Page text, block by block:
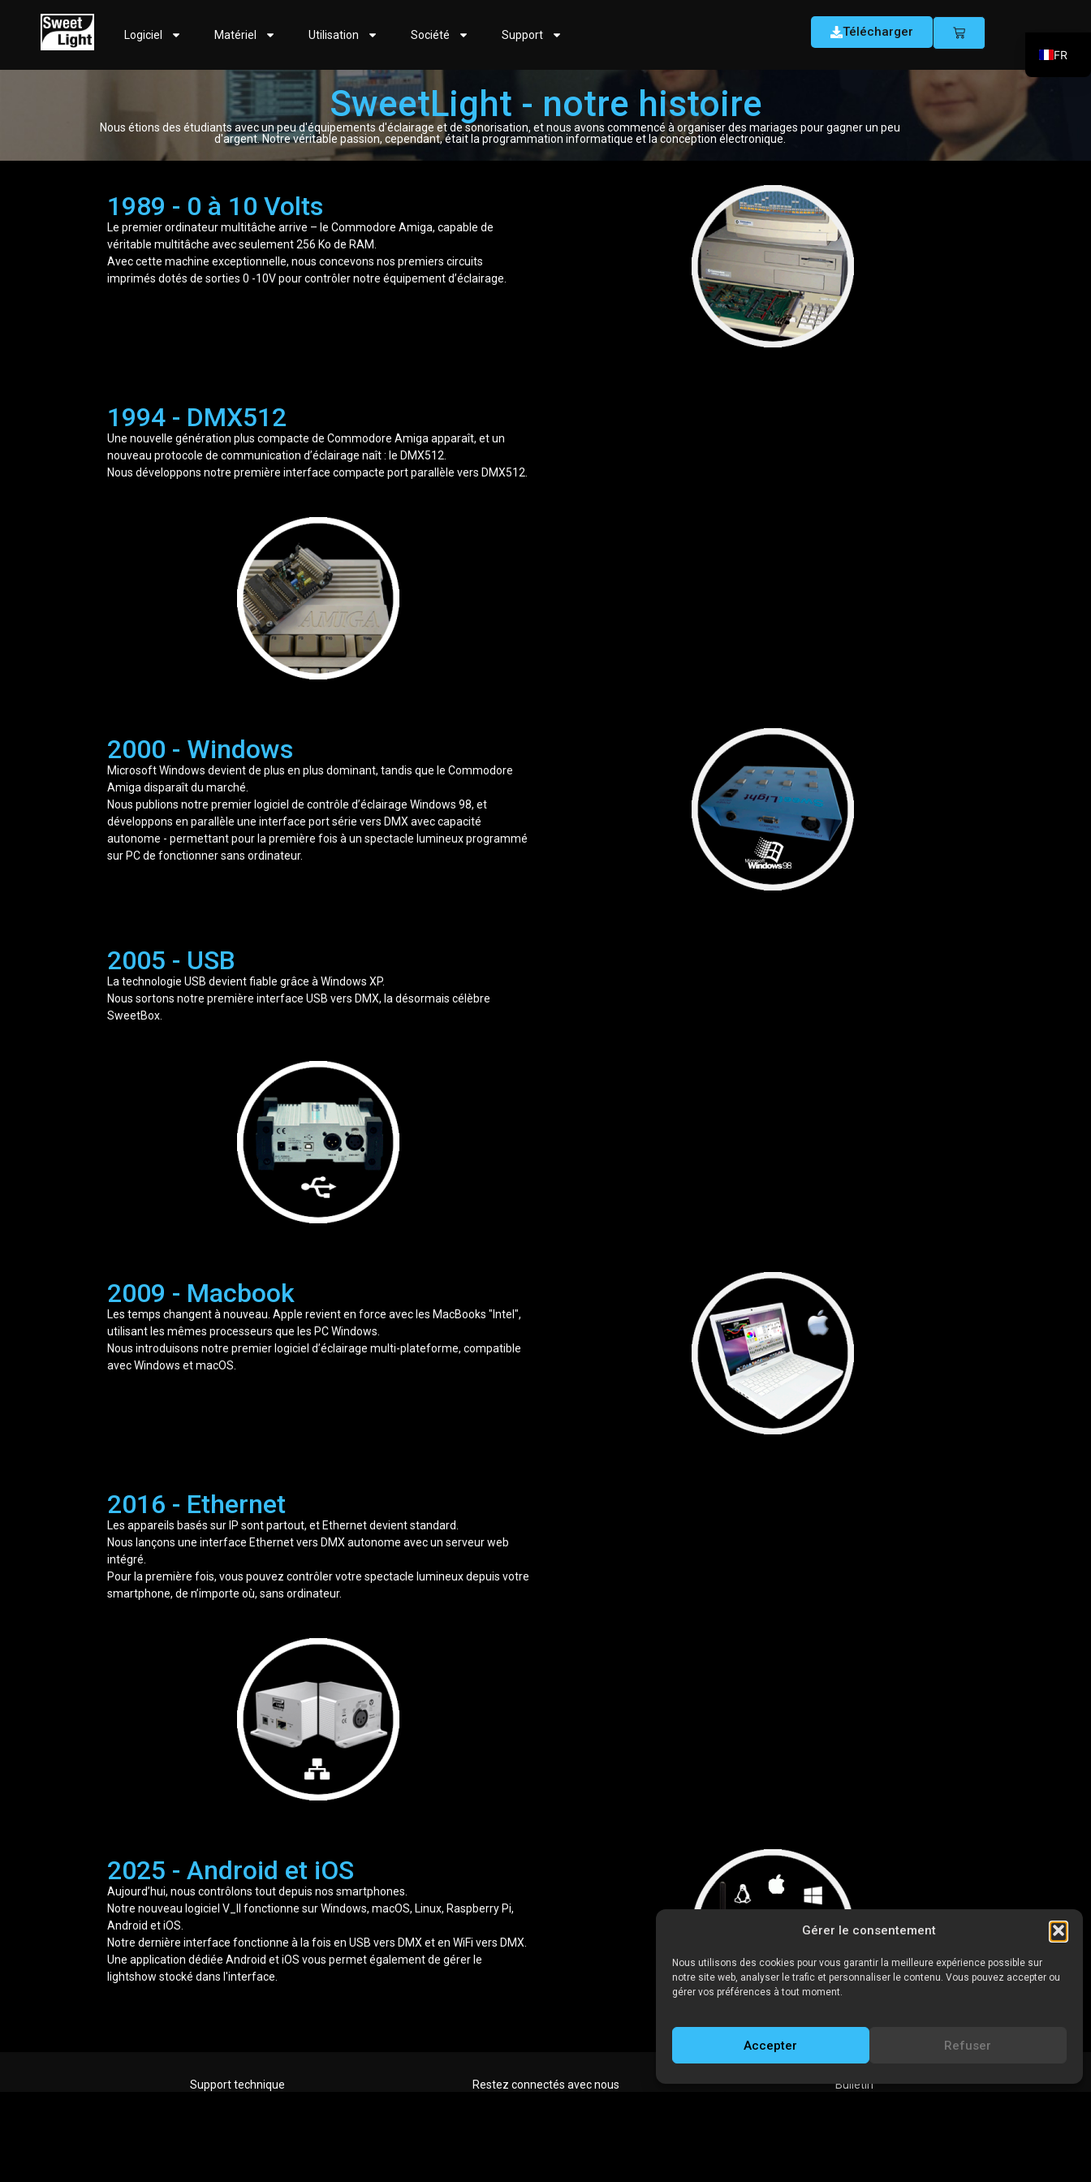
Gérer le consentement
Nous utilisons des cookies pour vous garantir la meilleure expérience possible sur
notre site web, analyser le trafic et personnaliser le contenu. Vous pouvez accepter ou
gérer vos préférences à tout moment.
Accepter Refuser
Logiciel Matériel Utilisation Société Support Télécharger
SweetLight - notre histoire
Nous étions des étudiants avec un peu d'équipements d'éclairage et de sonorisation, et nous avons commencé à organiser des mariages pour gagner un peu
d'argent. Notre véritable passion, cependant, était la programmation informatique et la conception électronique.
1989 - 0 à 10 Volts
Le premier ordinateur multitâche arrive – le Commodore Amiga, capable de
véritable multitâche avec seulement 256 Ko de RAM.
Avec cette machine exceptionnelle, nous concevons nos premiers circuits
imprimés dotés de sorties 0 -10V pour contrôler notre équipement d’éclairage.
1994 - DMX512
Une nouvelle génération plus compacte de Commodore Amiga apparaît, et un
nouveau protocole de communication d’éclairage naît : le DMX512.
Nous développons notre première interface compacte port parallèle vers DMX512.
2000 - Windows
Microsoft Windows devient de plus en plus dominant, tandis que le Commodore
Amiga disparaît du marché.
Nous publions notre premier logiciel de contrôle d’éclairage Windows 98, et
développons en parallèle une interface port série vers DMX avec capacité
autonome - permettant pour la première fois à un spectacle lumineux programmé
sur PC de fonctionner sans ordinateur.
2005 - USB
La technologie USB devient fiable grâce à Windows XP.
Nous sortons notre première interface USB vers DMX, la désormais célèbre
SweetBox.
2009 - Macbook
Les temps changent à nouveau. Apple revient en force avec les MacBooks "Intel",
utilisant les mêmes processeurs que les PC Windows.
Nous introduisons notre premier logiciel d’éclairage multi-plateforme, compatible
avec Windows et macOS.
2016 - Ethernet
Les appareils basés sur IP sont partout, et Ethernet devient standard.
Nous lançons une interface Ethernet vers DMX autonome avec un serveur web
intégré.
Pour la première fois, vous pouvez contrôler votre spectacle lumineux depuis votre
smartphone, de n’importe où, sans ordinateur.
2025 - Android et iOS
Aujourd’hui, nous contrôlons tout depuis nos smartphones.
Notre nouveau logiciel V_II fonctionne sur Windows, macOS, Linux, Raspberry Pi,
Android et iOS.
Notre dernière interface fonctionne à la fois en USB vers DMX et en WiFi vers DMX.
Une application dédiée Android et iOS vous permet également de gérer le
lightshow stocké dans l'interface.
Support technique
Restez connectés avec nous Bulletin
FR
IT